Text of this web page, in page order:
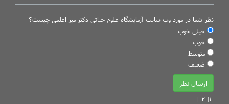
نظر شما در مورد وب سایت آزمایشگاه علوم حیاتی دکتر میر اعلمی چیست؟
خیلی خوب
خوب
متوسط
ضعیف
1
[ 2 ]